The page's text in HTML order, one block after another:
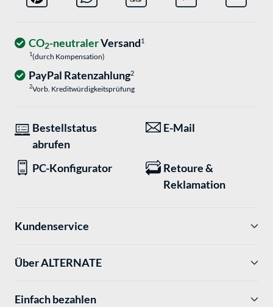
CO2-neutralerVersand1
1(durch Kompensation)
PayPal Ratenzahlung2
2Vorb. Kreditwürdigkeitsprüfung
Bestellstatus
abrufen
E-Mail
PC-Konfigurator
Retoure &
Reklamation
Kundenservice
Über ALTERNATE
Einfach bezahlen